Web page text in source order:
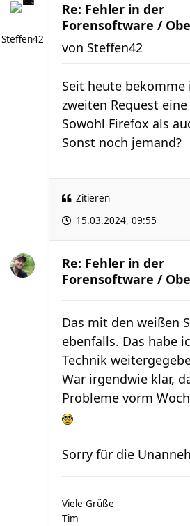
Steffen42
Re: Fehler in der
Forensoftware /
von Steffen42
Seit heute bekomme
zweiten Request
Sowohl Firefox als
Sonst noch jemand?
Zitieren
15.03.2024, 09:55
Re: Fehler in der
Forensoftware /
Das mit den weißen
ebenfalls. Das habe
Technik
War irgendwie klar,
Probleme vorm
Sorry für die
Viele Grüße
Tim